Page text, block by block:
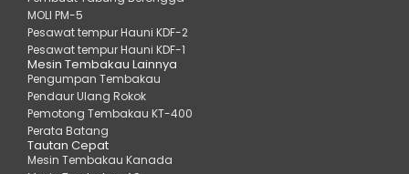
MOLI PM-5
Pesawat tempur Hauni KDF-2
Pesawat tempur Hauni KDF-1
Mesin Tembakau Lainnya
Pengumpan Tembakau
Pendaur Ulang Rokok
Pemotong Tembakau KT-400
Perata Batang
Tautan Cepat
Mesin Tembakau Kanada